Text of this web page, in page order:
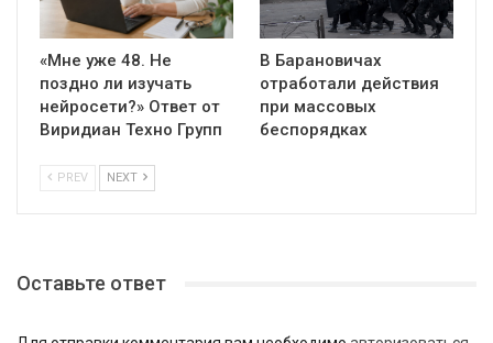
«Мне уже 48. Не
поздно ли изучать
нейросети?» Ответ от
Виридиан Техно Групп
В Барановичах
отработали действия
при массовых
беспорядках
PREV NEXT
Оставьте ответ